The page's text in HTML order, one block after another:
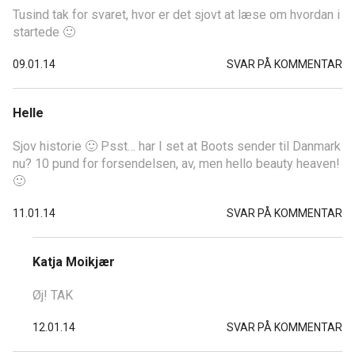
Tusind tak for svaret, hvor er det sjovt at læse om hvordan i
startede 🙂
09.01.14 SVAR PÅ KOMMENTAR
Helle
Sjov historie 🙂 Psst… har I set at Boots sender til Danmark
nu? 10 pund for forsendelsen, av, men hello beauty heaven!
🙂
11.01.14 SVAR PÅ KOMMENTAR
Katja Moikjær
Øj! TAK
12.01.14 SVAR PÅ KOMMENTAR